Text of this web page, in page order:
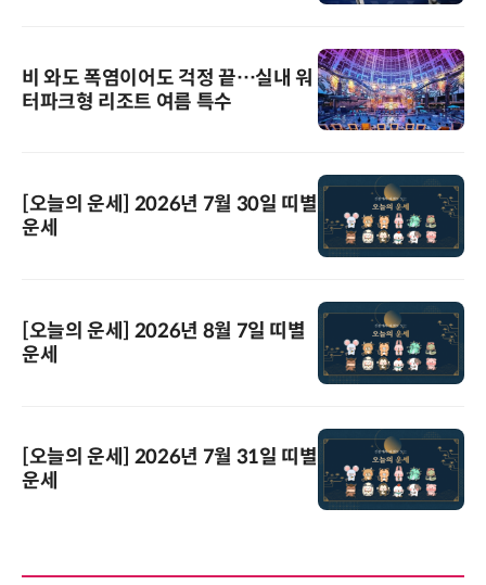
비 와도 폭염이어도 걱정 끝…실내 워
터파크형 리조트 여름 특수
[오늘의 운세] 2026년 7월 30일 띠별
운세
[오늘의 운세] 2026년 8월 7일 띠별
운세
[오늘의 운세] 2026년 7월 31일 띠별
운세